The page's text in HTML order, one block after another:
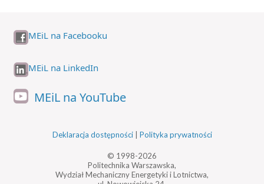
MEiL na Facebooku
MEiL na LinkedIn
MEiL na YouTube
Deklaracja dostępności| Polityka prywatności
© 1998-2026
Politechnika Warszawska,
Wydział Mechaniczny Energetyki i Lotnictwa,